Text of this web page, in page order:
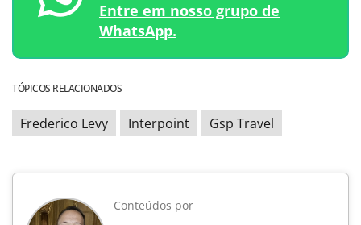
Entre em nosso grupo de
WhatsApp.
TÓPICOS RELACIONADOS
Frederico Levy Interpoint Gsp Travel
Conteúdos por